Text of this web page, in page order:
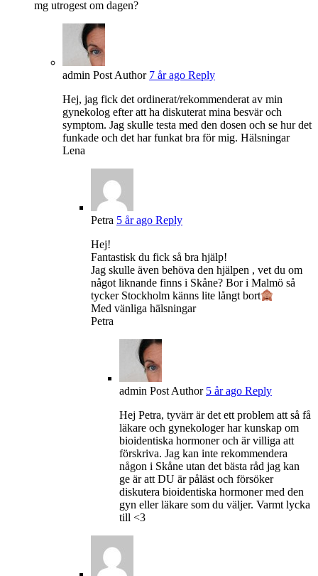
mg utrogest om dagen?
admin Post Author 7 år ago Reply
Hej, jag fick det ordinerat/rekommenderat av min
gynekolog efter att ha diskuterat mina besvär och
symptom. Jag skulle testa med den dosen och se hur det
funkade och det har funkat bra för mig. Hälsningar
Lena
Petra 5 år ago Reply
Hej!
Fantastisk du fick så bra hjälp!
Jag skulle även behöva den hjälpen , vet du om
något liknande finns i Skåne? Bor i Malmö så
tycker Stockholm känns lite långt bort
Med vänliga hälsningar
Petra
admin Post Author 5 år ago Reply
Hej Petra, tyvärr är det ett problem att så få
läkare och gynekologer har kunskap om
bioidentiska hormoner och är villiga att
förskriva. Jag kan inte rekommendera
någon i Skåne utan det bästa råd jag kan
ge är att DU är påläst och försöker
diskutera bioidentiska hormoner med den
gyn eller läkare som du väljer. Varmt lycka
till <3